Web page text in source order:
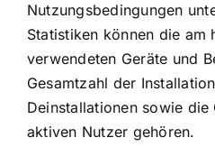
Nutzungsbedingungen
Statistiken können die am
verwendeten Geräte und
Gesamtzahl der
Deinstallationen sowie die
aktiven Nutzer gehören.